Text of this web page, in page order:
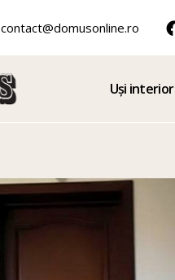
contact@domusonline.ro
Uși interior